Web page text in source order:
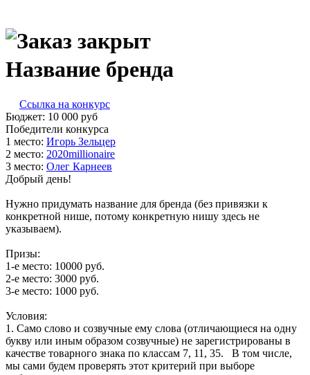
Название бренда
Ссылка на конкурс
Бюджет: 10 000 руб
Победители конкурса
1 место: Игорь Зель­цер
2 место: 202­0mil­li­ona­ire
3 место: Олег Кар­не­ев
Добрый день!
Нужно придумать название для бренда (без привязки к
конкретной нише, потому конкретную нишу здесь не
указываем).
Призы:
1-е место: 10000 руб.
2-е место: 3000 руб.
3-е место: 1000 руб.
Условия:
1. Само слово и созвучные ему слова (отличающиеся на одну
букву или иным образом созвучные) не зарегистрированы в
качестве товарного знака по классам 7, 11, 35. В том числе,
мы сами будем проверять этот критерий при выборе